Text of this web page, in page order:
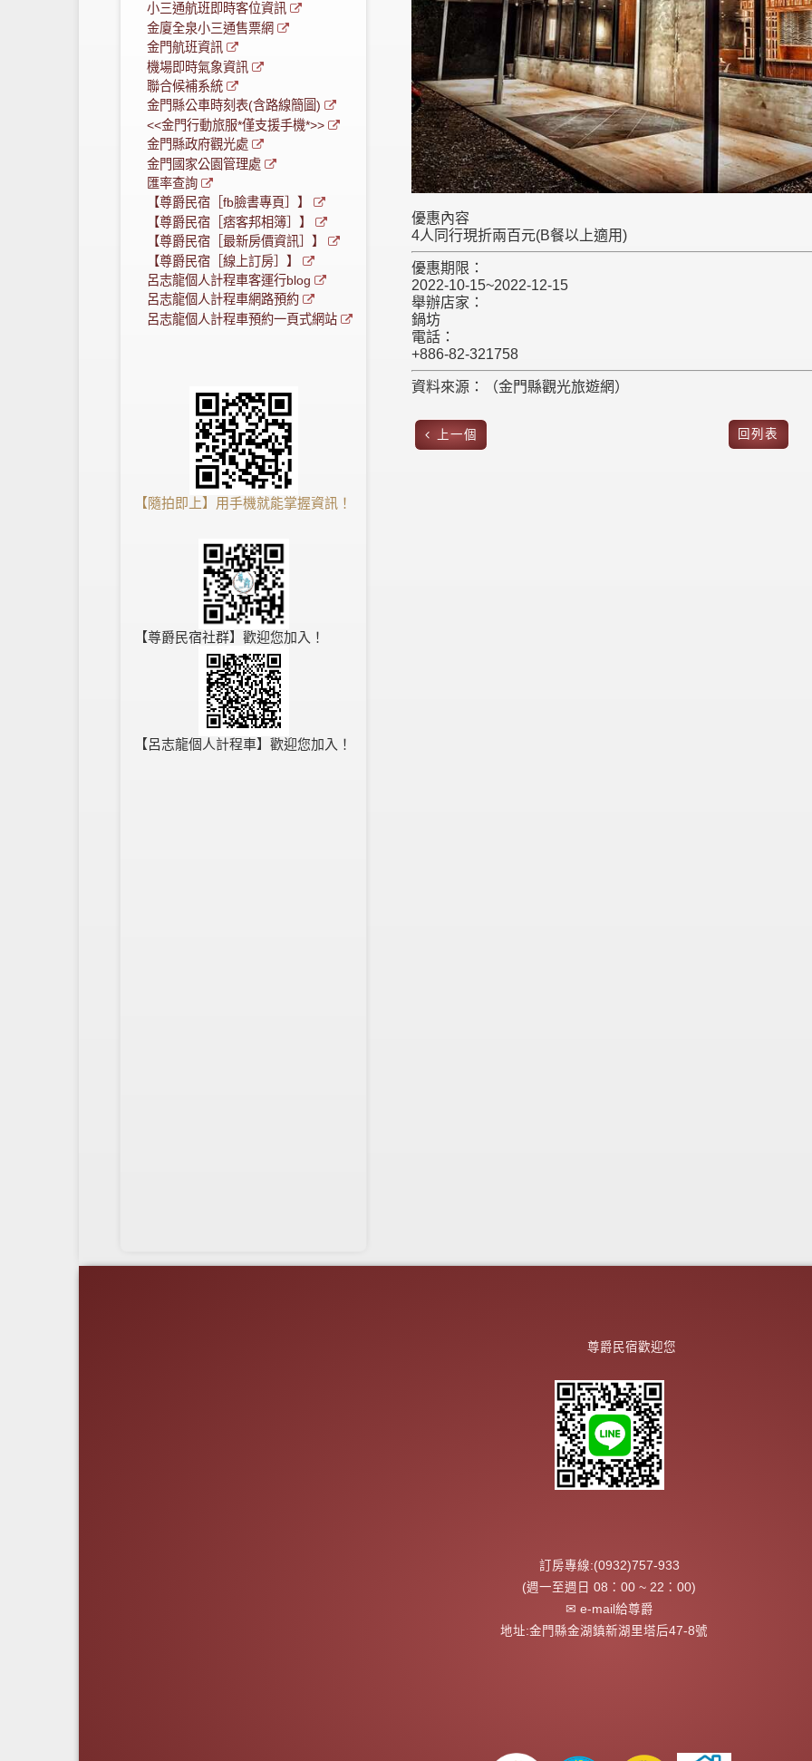
小三通航班即時客位資訊
金廈全泉小三通售票網
金門航班資訊
機場即時氣象資訊
聯合候補系統
金門縣公車時刻表(含路線簡圖)
<<金門行動旅服*僅支援手機*>>
金門縣政府觀光處
金門國家公園管理處
匯率查詢
【尊爵民宿［fb臉書專頁］】
【尊爵民宿［痞客邦相簿］】
【尊爵民宿［最新房價資訊］】
【尊爵民宿［線上訂房］】
呂志龍個人計程車客運行blog
呂志龍個人計程車網路預約
呂志龍個人計程車預約一頁式網站
【隨拍即上】用手機就能掌握資訊！
【尊爵民宿社群】歡迎您加入！
【呂志龍個人計程車】歡迎您加入！
優惠內容
4人同行現折兩百元(B餐以上適用)
優惠期限：
2022-10-15~2022-12-15
舉辦店家：
鍋坊
電話：
+886-82-321758
資料來源：（金門縣觀光旅遊網）
上一個 回列表
尊爵民宿歡迎您
訂房專線:(0932)757-933
(週一至週日 08：00 ~ 22：00)
✉ e-mail給尊爵
地址:金門縣金湖鎮新湖里塔后47-8號